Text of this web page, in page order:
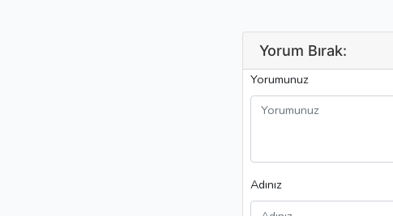
Yorum Bırak:
Yorumunuz
Adınız